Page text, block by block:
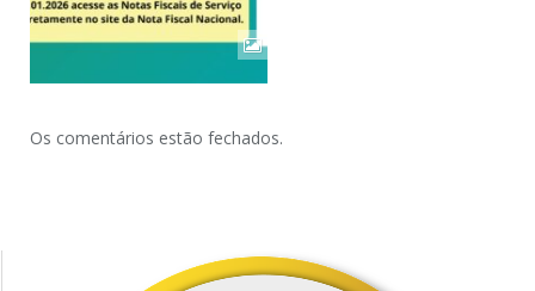
Os comentários estão fechados.